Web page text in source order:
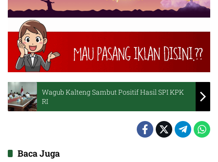
Wagub Kalteng Sambut Positif Hasil SPI KPK
RI
Baca Juga